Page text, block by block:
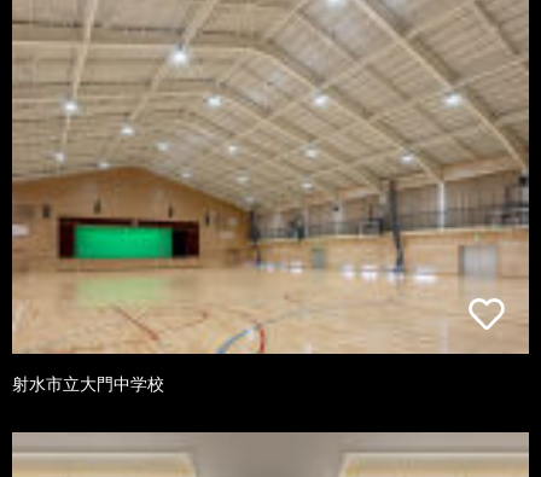
射水市立大門中学校